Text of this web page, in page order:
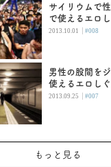
サイリウムで
で使えるエロ
2013.10.01 |#008
男性の股間を
使えるエロしぐ
2013.09.25 |#007
もっと見る